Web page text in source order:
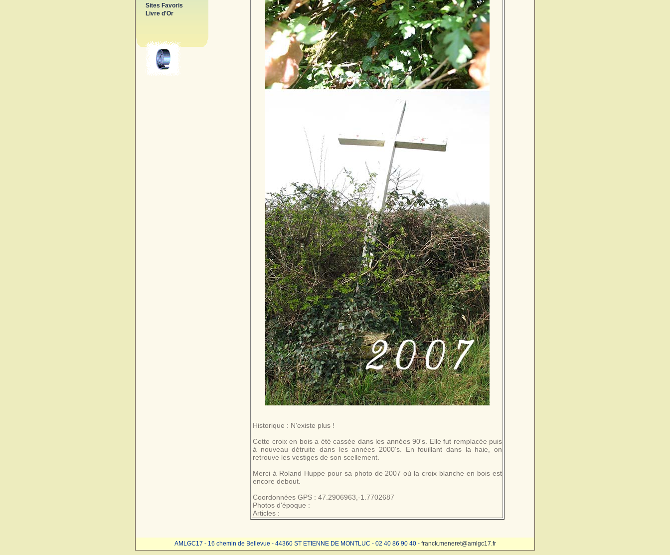
Sites Favoris
Livre d'Or
Historique : N'existe plus !
Cette croix en bois a été cassée dans les années 90's. Elle fut remplacée puis
à nouveau détruite dans les années 2000's. En fouillant dans la haie, on
retrouve les vestiges de son scellement.
Merci à Roland Huppe pour sa photo de 2007 où la croix blanche en bois est
encore debout.
Coordonnées GPS : 47.2906963,-1.7702687
Photos d'époque :
Articles :
AMLGC17 - 16 chemin de Bellevue - 44360 ST ETIENNE DE MONTLUC - 02 40 86 90 40 - franck.meneret@amlgc17.fr